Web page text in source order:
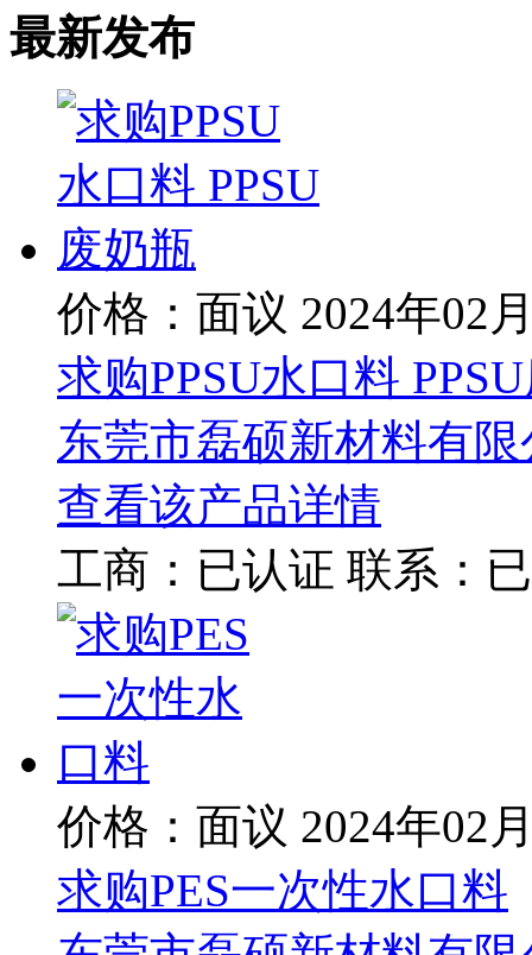
最新发布
价格：面议 2024年02
求购PPSU水口料
东莞市磊硕新材料有限
查看该产品详情
工商： 已认证 联系：
价格：面议 2024年02
求购PES一次性水口料